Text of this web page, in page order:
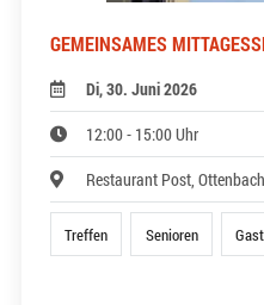
GEMEINSAMES
Di, 30. Juni 2026
12:00 - 15:00 Uhr
Restaurant Post, Ottenbach
Treffen Senioren